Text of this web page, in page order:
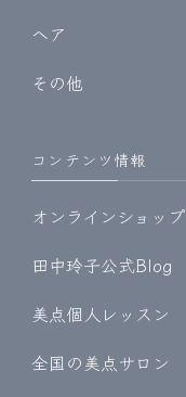
ヘア
その他
コンテンツ情報
オンラインショップ
田中玲子公式Blog
美点個人レッスン
全国の美点サロン